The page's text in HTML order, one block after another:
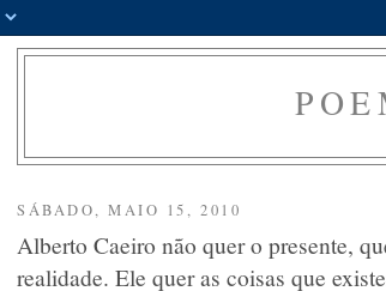
SÁBADO, MAIO 15, 2010
Alberto Caeiro não quer o presente,
realidade. Ele quer as coisas que